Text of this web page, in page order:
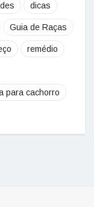
dicas
Guia de Raças
remédio
para cachorro